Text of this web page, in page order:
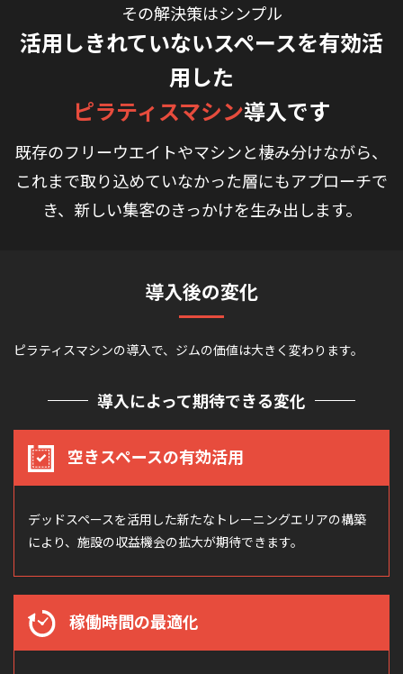
その解決策はシンプル
活用しきれていないスペースを有効活
用した
ピラティスマシン導入です
既存のフリーウエイトやマシンと棲み分けながら、
これまで取り込めていなかった層にもアプローチで
き、 新しい集客のきっかけを生み出します。
導入後の変化
ピラティスマシンの導入で、ジムの価値は大きく変わります。
導入によって期待できる変化
空きスペースの有効活用
デッドスペースを活用した新たなトレーニングエリアの構築
により、施設の収益機会の拡大が期待できます。
稼働時間の最適化